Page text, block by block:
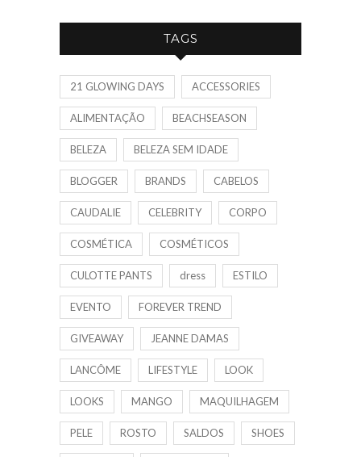
TAGS
21 GLOWING DAYS ACCESSORIES
ALIMENTAÇÃO BEACHSEASON
BELEZA BELEZA SEM IDADE
BLOGGER BRANDS CABELOS
CAUDALIE CELEBRITY CORPO
COSMÉTICA COSMÉTICOS
CULOTTE PANTS dress ESTILO
EVENTO FOREVER TREND
GIVEAWAY JEANNE DAMAS
LANCÔME LIFESTYLE LOOK
LOOKS MANGO MAQUILHAGEM
PELE ROSTO SALDOS SHOES